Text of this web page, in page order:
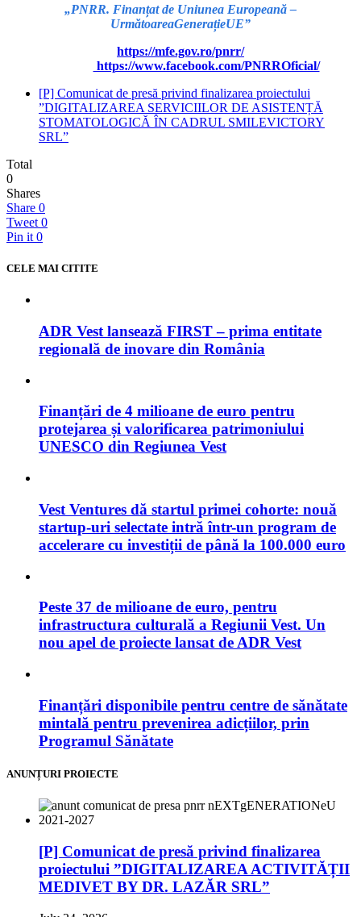
„PNRR. Finanțat de Uniunea Europeană –
UrmătoareaGenerațieUE”
https://mfe.gov.ro/pnrr/
https://www.facebook.com/PNRROficial/
[P] Comunicat de presă privind finalizarea proiectului
”DIGITALIZAREA SERVICIILOR DE ASISTENȚĂ
STOMATOLOGICĂ ÎN CADRUL SMILEVICTORY
SRL”
Total
0
Shares
Share 0
Tweet 0
Pin it 0
CELE MAI CITITE
ADR Vest lansează FIRST – prima entitate
regională de inovare din România
Finanțări de 4 milioane de euro pentru
protejarea și valorificarea patrimoniului
UNESCO din Regiunea Vest
Vest Ventures dă startul primei cohorte: nouă
startup-uri selectate intră într-un program de
accelerare cu investiții de până la 100.000 euro
Peste 37 de milioane de euro, pentru
infrastructura culturală a Regiunii Vest. Un
nou apel de proiecte lansat de ADR Vest
Finanțări disponibile pentru centre de sănătate
mintală pentru prevenirea adicțiilor, prin
Programul Sănătate
ANUNȚURI PROIECTE
[P] Comunicat de presă privind finalizarea
proiectului ”DIGITALIZAREA ACTIVITĂȚII
MEDIVET BY DR. LAZĂR SRL”